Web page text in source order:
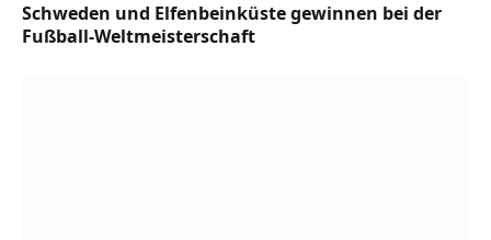
Schweden und Elfenbeinküste gewinnen bei der
Fußball-Weltmeisterschaft